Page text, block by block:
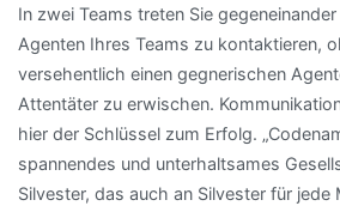
In zwei Teams treten Sie
Agenten Ihres Teams zu kontaktieren,
versehentlich einen gegnerischen
Attentäter zu erwischen.
hier der Schlüssel zum Erfolg.
spannendes und unterhaltsames
Silvester, das auch an Silvester für jede